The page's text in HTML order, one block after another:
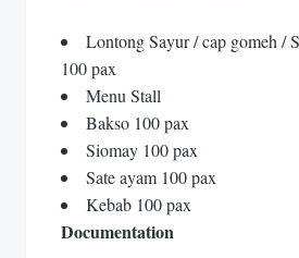
Lontong Sayur / cap gomeh /
100 pax
Menu Stall
Bakso 100 pax
Siomay 100 pax
Sate ayam 100 pax
Kebab 100 pax
Documentation